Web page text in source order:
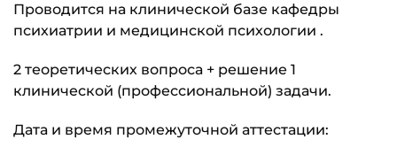
Проводится на клинической базе кафедры
психиатрии и медицинской психологии .
2 теоретических вопроса + решение 1
клинической (профессиональной) задачи.
Дата и время промежуточной аттестации: